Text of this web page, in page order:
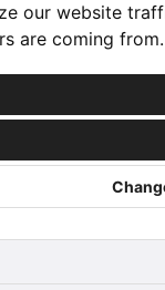
our website
are coming from.
Las